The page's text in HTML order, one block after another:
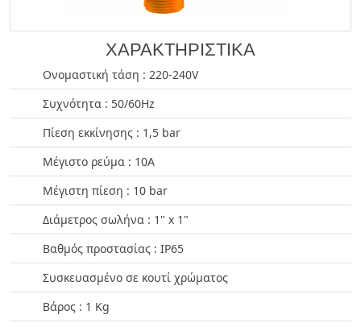
ΧΑΡΑΚΤΗΡΙΣΤΙΚΑ
Ονομαστική τάση : 220-240V
Συχνότητα : 50/60Hz
Πίεση εκκίνησης : 1,5 bar
Μέγιστο ρεύμα : 10Α
Μέγιστη πίεση : 10 bar
Διάμετρος σωλήνα : 1" x 1"
Βαθμός προστασίας : IP65
Συσκευασμένο σε κουτί χρώματος
Βάρος : 1 Kg